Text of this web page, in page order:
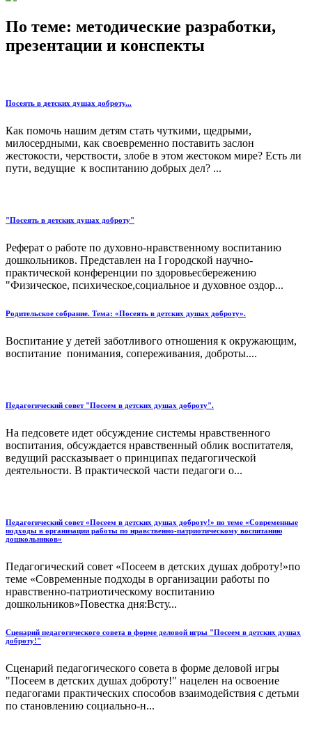
По теме: методические разработки,
презентации и конспекты
Посеять в детских душах доброту...
Как помочь нашим детям стать чуткими, щедрыми,
милосердными, как своевременно поставить заслон
жестокости, черствости, злобе в этом жестоком мире? Есть ли
пути, ведущие к воспитанию добрых дел? ...
"Посеять в детских душах доброту"
Реферат о работе по духовно-нравственному воспитанию
дошкольников. Представлен на I городской научно-
практической конференции по здоровьесбережению
"Физическое, психическое,социальное и духовное оздор...
Родительское собрание. Тема: «Посеять в детских душах доброту».
Воспитание у детей заботливого отношения к окружающим,
воспитание понимания, сопереживания, доброты....
Педагогический совет "Посеем в детских душах доброту".
На педсовете идет обсуждение системы нравственного
воспитания, обсуждается нравственный облик воспитателя,
ведущий рассказывает о принципах педагогической
деятельности. В практической части педагоги о...
Педагогический совет «Посеем в детских душах доброту!» по теме «Современные
подходы в организации работы по нравственно-патриотическому воспитанию
дошкольников»
Педагогический совет «Посеем в детских душах доброту!»по
теме «Современные подходы в организации работы по
нравственно-патриотическому воспитанию
дошкольников»Повестка дня:Всту...
Сценарий педагогического совета в форме деловой игры "Посеем в детских душах
доброту!"
Сценарий педагогического совета в форме деловой игры
"Посеем в детских душах доброту!" нацелен на освоение
педагогами практических способов взаимодействия с детьми
по становлению социально-н...